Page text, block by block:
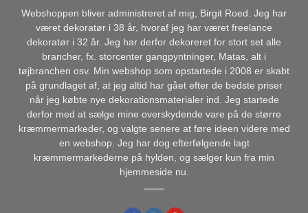
Webshoppen bliver administreret af mig, Birgit Roed. Jeg har
været dekoratør i 38 år, hvoraf jeg har været freelance
dekoratør i 32 år. Jeg har derfor dekoreret for stort set alle
brancher, fx. storcenter gangpyntninger, Matas, alt i
tøjbranchen osv. Min webshop som opstartede i 2008 er skabt
på grundlaget af, at jeg altid har gået efter de bedste priser
når jeg købte nye dekorationsmaterialer ind. Jeg startede
derfor med at sælge mine overskydende vare på de større
kræmmermarkeder, og valgte senere at føre ideen videre med
en webshop. Jeg har dog efterfølgende lagt
kræmmermarkederne på hylden, og sælger kun fra min
hjemmeside nu.